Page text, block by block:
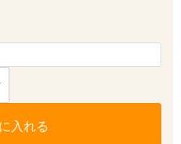
入れる